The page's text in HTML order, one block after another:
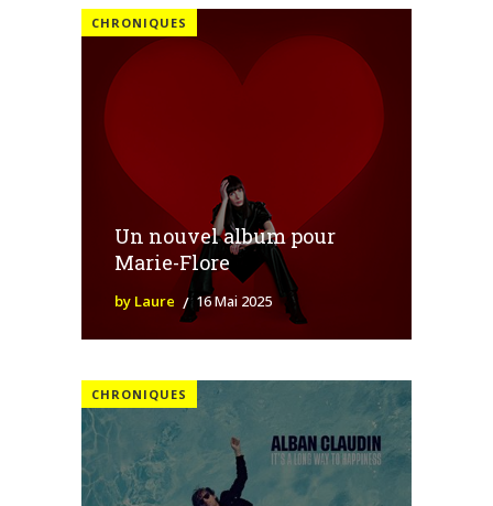
CHRONIQUES
Un nouvel album pour
Marie-Flore
by Laure 16 Mai 2025
CHRONIQUES